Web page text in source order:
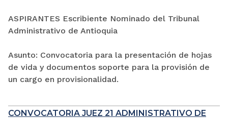
ASPIRANTES Escribiente Nominado del Tribunal
Administrativo de Antioquia
Asunto: Convocatoria para la presentación de hojas
de vida y documentos soporte para la provisión de
un cargo en provisionalidad.
CONVOCATORIA JUEZ 21 ADMINISTRATIVO DE